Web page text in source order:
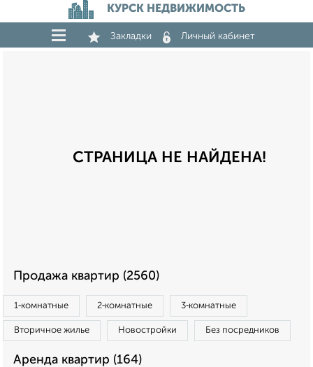
КУРСК НЕДВИЖИМОСТЬ
Закладки Личный кабинет
СТРАНИЦА НЕ НАЙДЕНА!
Продажа квартир (2560)
1‑комнатные 2‑комнатные 3‑комнатные
Вторичное жилье Новостройки Без посредников
Аренда квартир (164)